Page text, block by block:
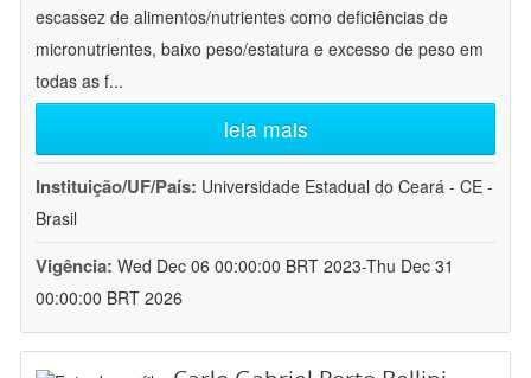
escassez de alimentos/nutrientes como deficiências de
micronutrientes, baixo peso/estatura e excesso de peso em
todas as f...
leia mais
Instituição/UF/País: Universidade Estadual do Ceará - CE -
Brasil
Vigência: Wed Dec 06 00:00:00 BRT 2023-Thu Dec 31
00:00:00 BRT 2026